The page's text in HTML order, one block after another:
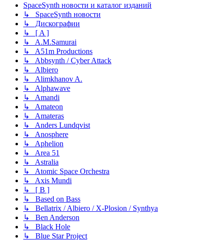
SpaceSynth новости и каталог изданий
↳ SpaceSynth новости
↳ Дискографии
↳ [ A ]
↳ A.M.Samurai
↳ A51m Productions
↳ Abbsynth / Cyber Attack
↳ Albiero
↳ Alimkhanov A.
↳ Alphawave
↳ Amandi
↳ Amateon
↳ Amateras
↳ Anders Lundqvist
↳ Anosphere
↳ Aphelion
↳ Area 51
↳ Astralia
↳ Atomic Space Orchestra
↳ Axis Mundi
↳ [ B ]
↳ Based on Bass
↳ Bellatrix / Albiero / X-Plosion / Synthya
↳ Ben Anderson
↳ Black Hole
↳ Blue Star Project